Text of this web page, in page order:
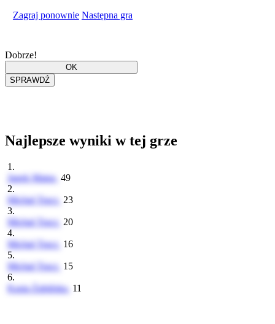
Zagraj ponownie Następna gra
Dobrze!
Najlepsze wyniki w tej grze
1.
Janek Matus 49
2.
Michał Tracz 23
3.
Michał Tracz 20
4.
Michał Tracz 16
5.
Michał Tracz 15
6.
Kasia Żabińska 11